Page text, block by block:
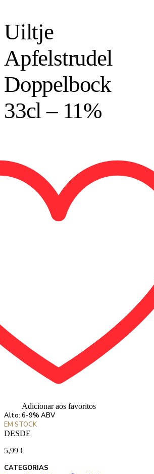
Uiltje
Apfelstrudel
Doppelbock
33cl – 11%
Adicionar aos favoritos
Alto: 6-9% ABV
EM STOCK
DESDE
5,99 €
CATEGORIAS